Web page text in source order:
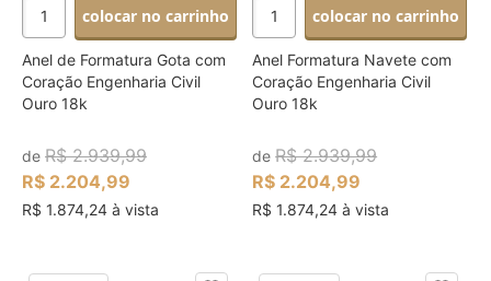
colocar no carrinho
Anel de Formatura Gota com
Coração Engenharia Civil
Ouro 18k
de R$ 2.939,99
R$ 2.204,99
R$ 1.874,24 à vista
colocar no carrinho
Anel Formatura Navete com
Coração Engenharia Civil
Ouro 18k
deR$ 2.939,99
R$ 2.204,99
R$ 1.874,24 à vista